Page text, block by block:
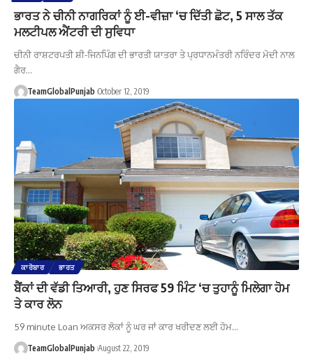
ਭਾਰਤ ਨੇ ਚੀਨੀ ਨਾਗਰਿਕਾਂ ਨੂੰ ਈ-ਵੀਜ਼ਾ ‘ਚ ਦਿੱਤੀ ਛੋਟ, 5 ਸਾਲ ਤੱਕ
ਮਲਟੀਪਲ ਐਂਟਰੀ ਦੀ ਸੁਵਿਧਾ
ਚੀਨੀ ਰਾਸ਼ਟਰਪਤੀ ਸ਼ੀ-ਜਿਨਪਿੰਗ ਦੀ ਭਾਰਤੀ ਯਾਤਰਾ ਤੇ ਪ੍ਰਧਾਨਮੰਤਰੀ ਨਰਿੰਦਰ ਮੋਦੀ ਨਾਲ
ਗੈਰ…
TeamGlobalPunjab October 12, 2019
ਕਾਰੋਬਾਰ ਭਾਰਤ
ਬੈਂਕਾਂ ਦੀ ਵੱਡੀ ਤਿਆਰੀ, ਹੁਣ ਸਿਰਫ 59 ਮਿੰਟ ‘ਚ ਤੁਹਾਨੂੰ ਮਿਲੇਗਾ ਹੋਮ
ਤੇ ਕਾਰ ਲੋਨ
59 minute Loan ਅਕਸਰ ਲੋਕਾਂ ਨੂੰ ਘਰ ਜਾਂ ਕਾਰ ਖਰੀਦਣ ਲਈ ਹੋਮ…
TeamGlobalPunjab August 22, 2019